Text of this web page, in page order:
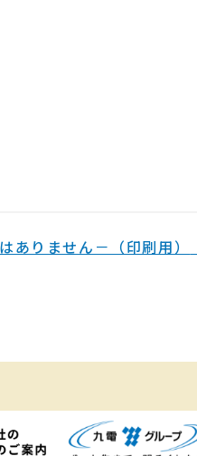
りません－（印刷用）